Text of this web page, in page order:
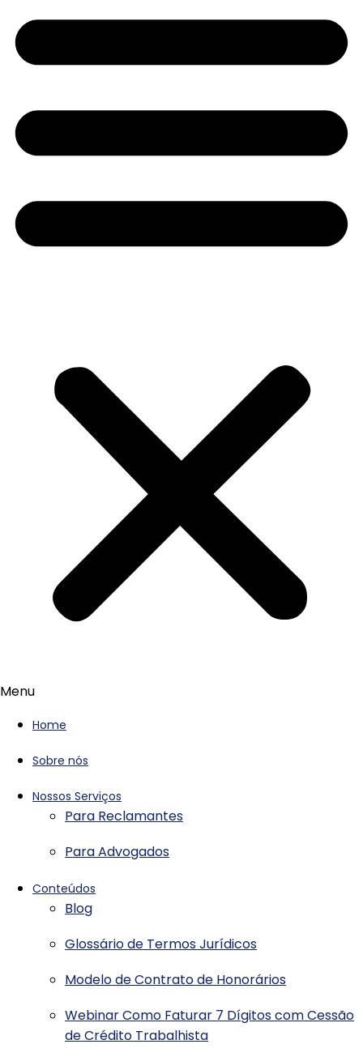
Menu
Home
Sobre nós
Nossos Serviços
Para Reclamantes
Para Advogados
Conteúdos
Blog
Glossário de Termos Jurídicos
Modelo de Contrato de Honorários
Webinar Como Faturar 7 Dígitos com Cessão
de Crédito Trabalhista